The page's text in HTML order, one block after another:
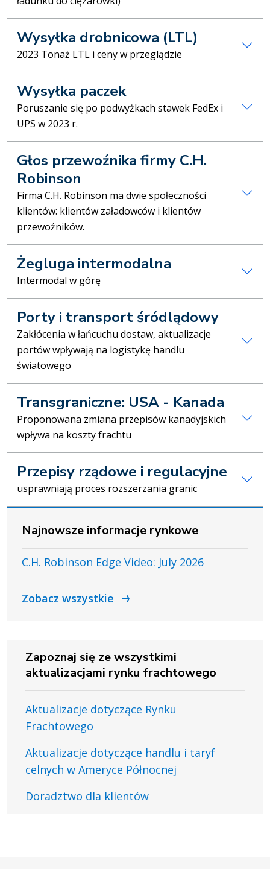
Wysyłka drobnicowa (LTL)
2023 Tonaż LTL i ceny w przeglądzie
Wysyłka paczek
Poruszanie się po podwyżkach stawek FedEx i
UPS w 2023 r.
Głos przewoźnika firmy C.H.
Robinson
Firma C.H. Robinson ma dwie społeczności
klientów: klientów załadowców i klientów
przewoźników.
Żegluga intermodalna
Intermodal w górę
Porty i transport śródlądowy
Zakłócenia w łańcuchu dostaw, aktualizacje
portów wpływają na logistykę handlu
światowego
Transgraniczne: USA - Kanada
Proponowana zmiana przepisów kanadyjskich
wpływa na koszty frachtu
Przepisy rządowe i regulacyjne
usprawniają proces rozszerzania granic
Najnowsze informacje rynkowe
C.H. Robinson Edge Video: July 2026
Zobacz wszystkie
Zapoznaj się ze wszystkimi
aktualizacjami rynku frachtowego
Aktualizacje dotyczące Rynku
Frachtowego
Aktualizacje dotyczące handlu i taryf
celnych w Ameryce Północnej
Doradztwo dla klientów